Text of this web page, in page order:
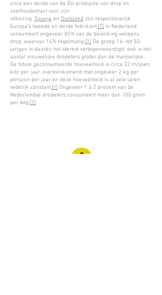
circa een derde van de EU-productie van drop en
zoethoutextract voor zijn
rekening. Spanje en Duitsland zijn respectievelijk
Europa’s tweede en derde fabrikant.[7] In Nederland
consumeert ongeveer 80% van de bevolking weleens
drop, waarvan 14% regelmatig.[1] De groep 16- tot 50-
jarigen is daarbij het sterkst vertegenwoordigd; ook is het
aantal vrouwelijke dropeters groter dan de mannelijke.
De totale geconsumeerde hoeveelheid is circa 32 miljoen
kilo per jaar, overeenkomend met ongeveer 2 kg per
persoon per jaar en deze hoeveelheid is al vele jaren
redelijk constant.[1] Ongeveer 1 à 2 procent van de
Nederlandse dropeters consumeert meer dan 100 gram
per dag.[1]